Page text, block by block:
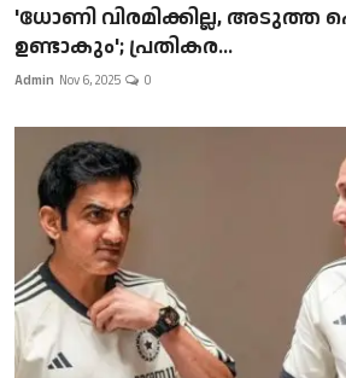
'ധോണി വിരമിക്കില്ല,
ഉണ്ടാകും'; പ്രതികര...
Admin Nov 6, 2025 0